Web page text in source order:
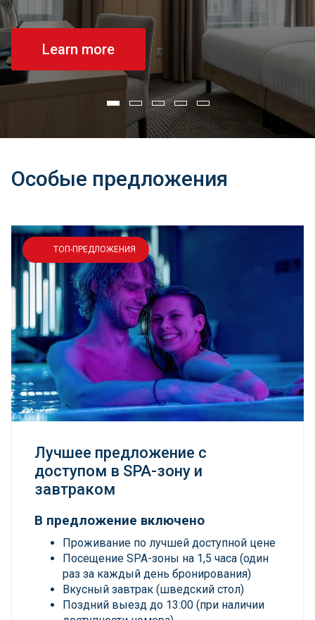
Learn more
Learn more
Особые предложения
ТОП-ПРЕДЛОЖЕНИЯ
Лучшее предложение с
доступом в SPA-зону и
завтраком
В предложение включено
Проживание по лучшей доступной цене
Посещение SPA-зоны на 1,5 часа (один
раз за каждый день бронирования)
Вкусный завтрак (шведский стол)
Поздний выезд до 13:00 (при наличии